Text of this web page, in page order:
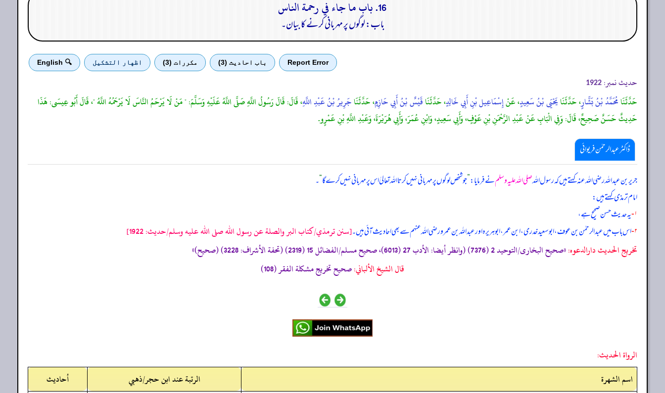
16. باب ما جاء في رحمة الناس
باب: لوگوں پر مہربانی کرنے کا بیان۔
Report Error باب احادیث (3) مكررات (3) اظهار التشكيل 🔍 English
حدیث نمبر: 1922
حَدَّثَنَامُحَمَّدُ بْنُ بَشَّارٍ، حَدَّثَنَايَحْيَى بْنُ سَعِيدٍ، عَنْإِسْمَاعِيل بْنِ أَبِي خَالِدٍ، حَدَّثَنَاقَيْسٌ بْنُ أَبِي حَازِمٍ، حَدَّثَنَاجَرِيرُ بْنُ عَبْدِ اللَّهِ، قَالَ: قَالَ رَسُولُ اللَّهِ صَلَّى اللَّهُ عَلَيْهِ وَسَلَّمَ: " مَنْ لَا يَرْحَمُ النَّاسَ لَا يَرْحَمُهُ اللَّهُ "، قَالَ أَبُو عِيسَى: هَذَا
حَدِيثٌ حَسَنٌ صَحِيحٌ، قَالَ: وَفِي الْبَابِ عَنْ عَبْدِ الرَّحْمَنِ بْنِ عَوْفٍ، وَأَبِي سَعِيدٍ، وَابْنِ عُمَرَ، وَأَبِي هُرَيْرَةَ، وَعَبْدِ اللَّهِ بْنِ عَمْرٍو.
ڈاکٹر عبدالرحمٰن فریوائی
جریر بن عبداللہ رضی الله عنہ کہتے ہیں کہرسول اللہصلی اللہ علیہ وسلمنے فرمایا:”جو شخص لوگوں پر مہربانی نہیں کرتا اللہ تعالیٰ اس پر مہربانی نہیں کرے گا“۔
امام ترمذی کہتے ہیں:
۱- یہ حدیث حسن صحیح ہے،
۲- اس باب میں عبدالرحمٰن بن عوف، ابو سعید خدری، ابن عمر، ابوہریرہ اور عبداللہ بن عمرو رضی الله عنہم سے بھی احادیث آئی ہیں۔[سنن ترمذي/كتاب البر والصلة عن رسول الله صلى الله عليه وسلم/حدیث: 1922]
تخریج الحدیث دارالدعوہ:«صحیح البخاری/التوحید 2 (7376) (وانظر أیضا: الأدب 27 (6013)، صحیح مسلم/الفضائل 15 (2319) (تحفة الأشراف: 3228) (صحیح)»
قال الشيخ الألباني:صحيح تخريج مشكلة الفقر (108)
الرواة الحديث:
اسم الشهرة
الرتبة عند ابن حجر/ذهبي
أحاديث